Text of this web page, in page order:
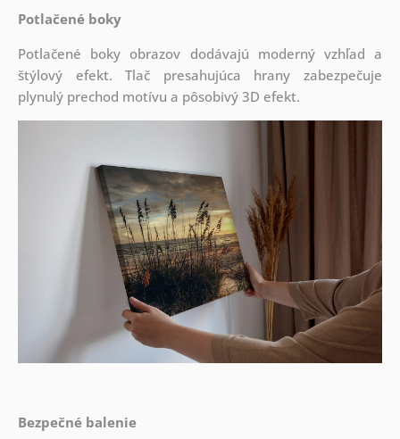
Potlačené boky
Potlačené boky obrazov dodávajú moderný vzhľad a
štýlový efekt. Tlač presahujúca hrany zabezpečuje
plynulý prechod motívu a pôsobivý 3D efekt.
Bezpečné balenie